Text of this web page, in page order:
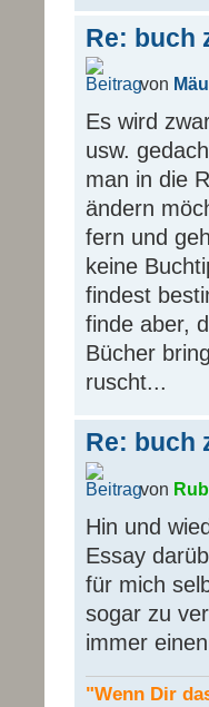
Re: buch
von
Es wird
usw.
man in die
ändern
fern und
keine
findest
finde aber,
Bücher
ruscht...
Re: buch
von
Hin und
Essay
für mich
sogar zu
immer
"Wenn Dir